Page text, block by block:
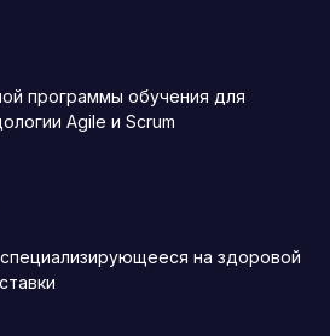
программы обучения для
Agile и Scrum
на здоровой